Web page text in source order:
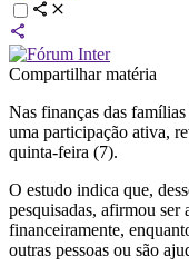
Compartilhar matéria
Nas finanças das
uma participação ativa,
quinta-feira (7).
O estudo indica que,
pesquisadas, afirmou ser
financeiramente,
outras pessoas ou são